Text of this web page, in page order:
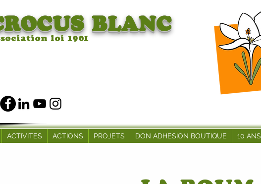
BLANC
loi 1901
ACTIVITES ACTIONS PROJETS DON ADHESION BOUTIQUE 10 ANS